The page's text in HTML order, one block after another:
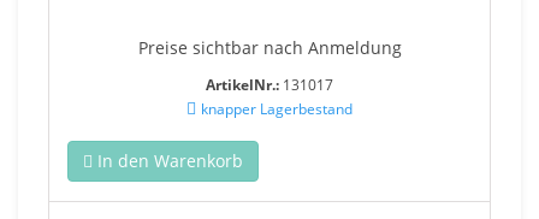
Preise sichtbar nach Anmeldung
ArtikelNr.: 131017
knapper Lagerbestand
In den Warenkorb